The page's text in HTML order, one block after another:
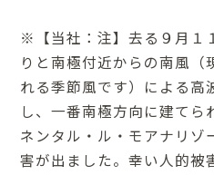
※【当社：注】去る９月１
りと南極付近からの南風（
れる季節風です）による高
し、一番南極方向に建てら
ネンタル・ル・モアナリゾ
害が出ました。幸い人的被